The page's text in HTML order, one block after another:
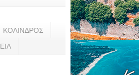
ΚΟΛΙΝΔΡΟΣ